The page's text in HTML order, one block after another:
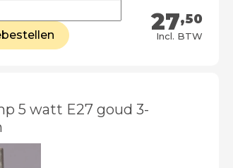
27,50
Incl. BTW
5 watt E27 goud 3-